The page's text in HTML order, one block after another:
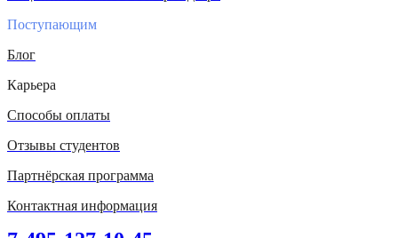
Поступающим
Блог
Карьера
Способы оплаты
Отзывы студентов
Партнёрская программа
Контактная информация